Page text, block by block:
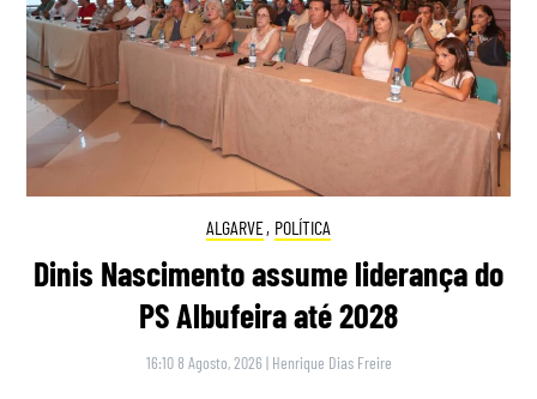
ALGARVE, POLÍTICA
Dinis Nascimento assume liderança do
PS Albufeira até 2028
16:10 8 Agosto, 2026 | Henrique Dias Freire